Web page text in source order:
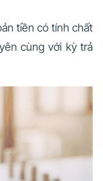
tiền có tính chất
cùng với kỳ trả